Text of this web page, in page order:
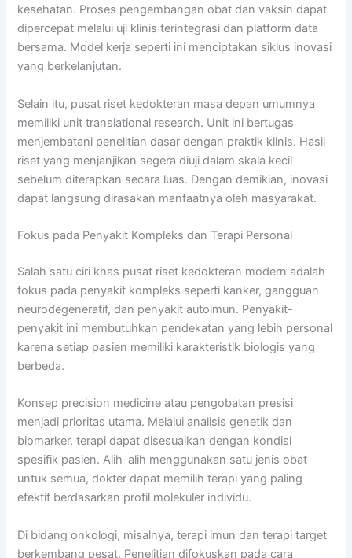
kesehatan. Proses pengembangan obat dan vaksin dapat
dipercepat melalui uji klinis terintegrasi dan platform data
bersama. Model kerja seperti ini menciptakan siklus inovasi
yang berkelanjutan.
Selain itu, pusat riset kedokteran masa depan umumnya
memiliki unit translational research. Unit ini bertugas
menjembatani penelitian dasar dengan praktik klinis. Hasil
riset yang menjanjikan segera diuji dalam skala kecil
sebelum diterapkan secara luas. Dengan demikian, inovasi
dapat langsung dirasakan manfaatnya oleh masyarakat.
Fokus pada Penyakit Kompleks dan Terapi Personal
Salah satu ciri khas pusat riset kedokteran modern adalah
fokus pada penyakit kompleks seperti kanker, gangguan
neurodegeneratif, dan penyakit autoimun. Penyakit-
penyakit ini membutuhkan pendekatan yang lebih personal
karena setiap pasien memiliki karakteristik biologis yang
berbeda.
Konsep precision medicine atau pengobatan presisi
menjadi prioritas utama. Melalui analisis genetik dan
biomarker, terapi dapat disesuaikan dengan kondisi
spesifik pasien. Alih-alih menggunakan satu jenis obat
untuk semua, dokter dapat memilih terapi yang paling
efektif berdasarkan profil molekuler individu.
Di bidang onkologi, misalnya, terapi imun dan terapi target
berkembang pesat. Penelitian difokuskan pada cara